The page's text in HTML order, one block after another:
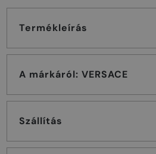
Termékleírás
A márkáról: VERSACE
Szállítás